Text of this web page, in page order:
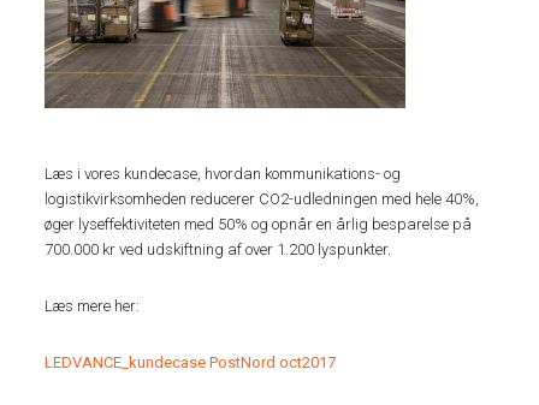
Læs i vores kundecase, hvordan kommunikations- og
logistikvirksomheden reducerer CO2-udledningen med hele 40%,
øger lyseffektiviteten med 50% og opnår en årlig besparelse på
700.000 kr ved udskiftning af over 1.200 lyspunkter.
Læs mere her:
LEDVANCE_kundecase PostNord oct2017